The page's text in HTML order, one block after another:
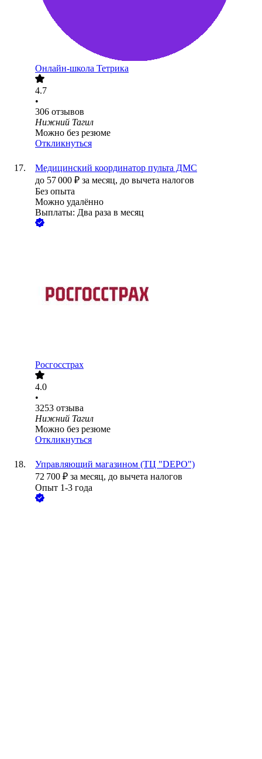
Онлайн-школа Тетрика
4.7
•
306 отзывов
Нижний Тагил
Можно без резюме
Откликнуться
Медицинский координатор пульта ДМС
до 57 000 ₽ за месяц, до вычета налогов
Без опыта
Можно удалённо
Выплаты: Два раза в месяц
Росгосстрах
4.0
•
3253 отзыва
Нижний Тагил
Можно без резюме
Откликнуться
Управляющий магазином (ТЦ "DEPO")
72 700 ₽ за месяц, до вычета налогов
Опыт 1-3 года